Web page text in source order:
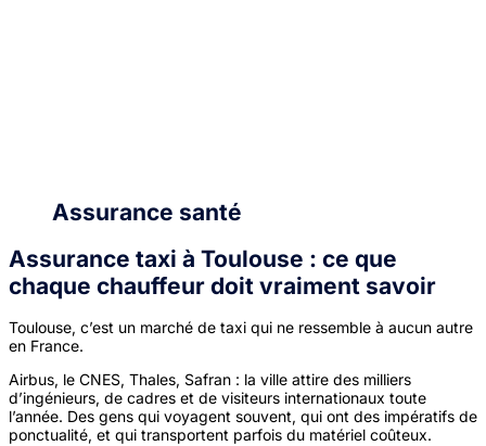
Assurance santé
Assurance taxi à Toulouse : ce que
chaque chauffeur doit vraiment savoir
Toulouse, c’est un marché de taxi qui ne ressemble à aucun autre
en France.
Airbus, le CNES, Thales, Safran : la ville attire des milliers
d’ingénieurs, de cadres et de visiteurs internationaux toute
l’année. Des gens qui voyagent souvent, qui ont des impératifs de
ponctualité, et qui transportent parfois du matériel coûteux.